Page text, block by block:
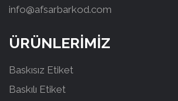
info@afsarbarkod.com
ÜRÜNLERİMİZ
Baskısız Etiket
Baskılı Etiket